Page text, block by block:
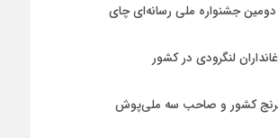
دومین جشنواره ملی رسانه‌ای چای
لنگرودی در کشور
کشور و صاحب سه ملی‌پوش